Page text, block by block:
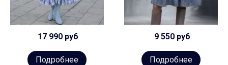
17 990 руб
Подробнее
9 550 руб
Подробнее